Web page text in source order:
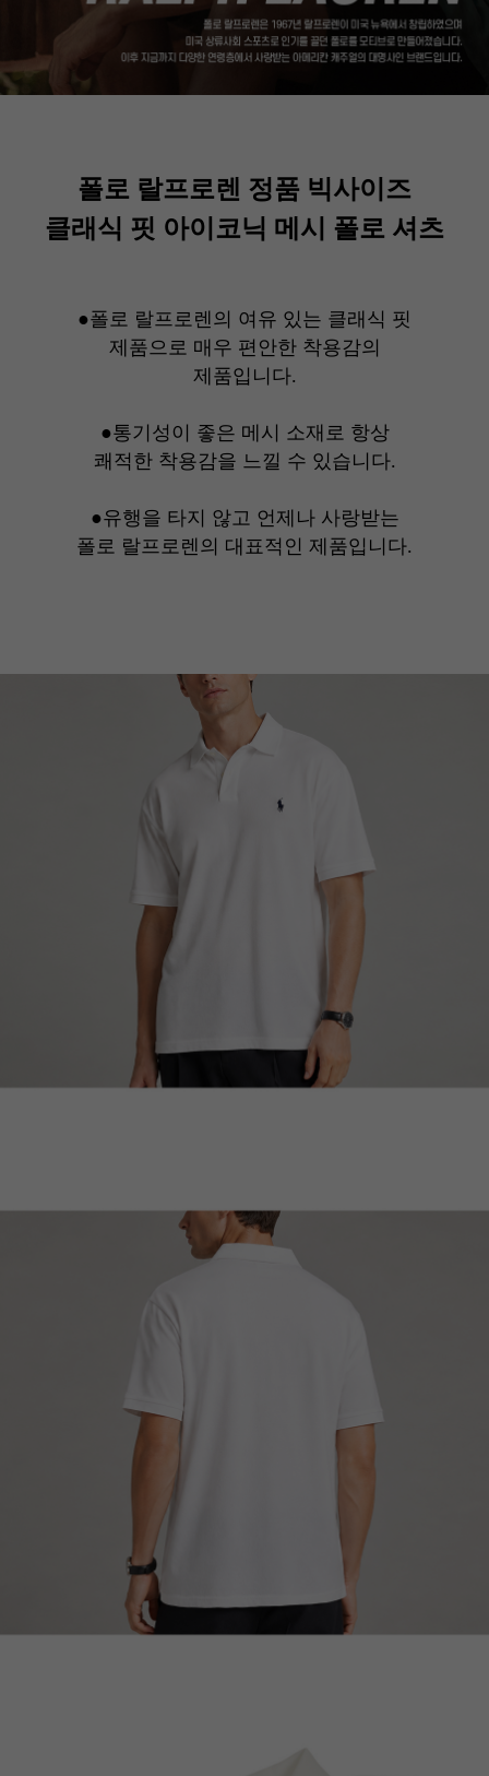
폴로 랄프로렌 정품 빅사이즈
클래식 핏 아이코닉 메시 폴로 셔츠
●폴로 랄프로렌의 여유 있는 클래식 핏
제품으로 매우 편안한 착용감의
제품입니다.
●통기성이 좋은 메시 소재로 항상
쾌적한 착용감을 느낄 수 있습니다.
●유행을 타지 않고 언제나 사랑받는
폴로 랄프로렌의 대표적인 제품입니다.